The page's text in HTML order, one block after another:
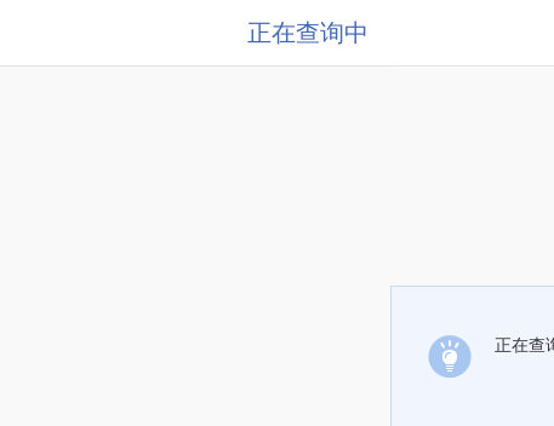
正在查询中
正在查